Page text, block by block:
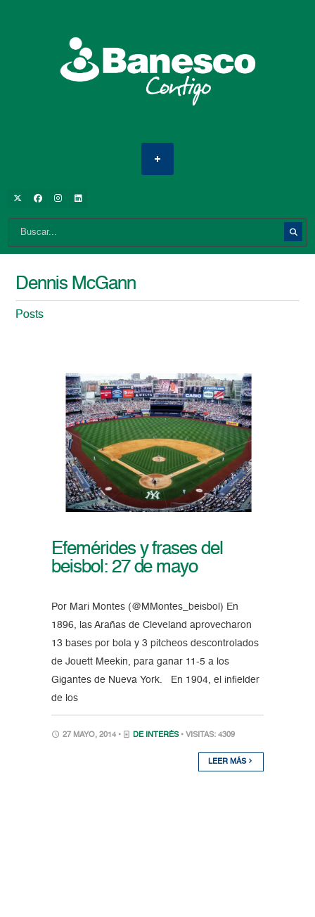
Dennis McGann
Posts
Efemérides y frases del
beisbol: 27 de mayo
Por Mari Montes (@MMontes_beisbol) En
1896, las Arañas de Cleveland aprovecharon
13 bases por bola y 3 pitcheos descontrolados
de Jouett Meekin, para ganar 11-5 a los
Gigantes de Nueva York. En 1904, el infielder
de los
27 MAYO, 2014 • DE INTERÉS • VISITAS: 4309
LEER MÁS